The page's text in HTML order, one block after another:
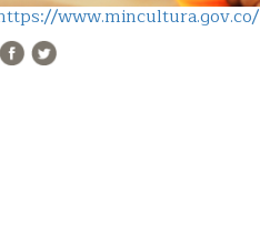
www.mincultura.gov.co/